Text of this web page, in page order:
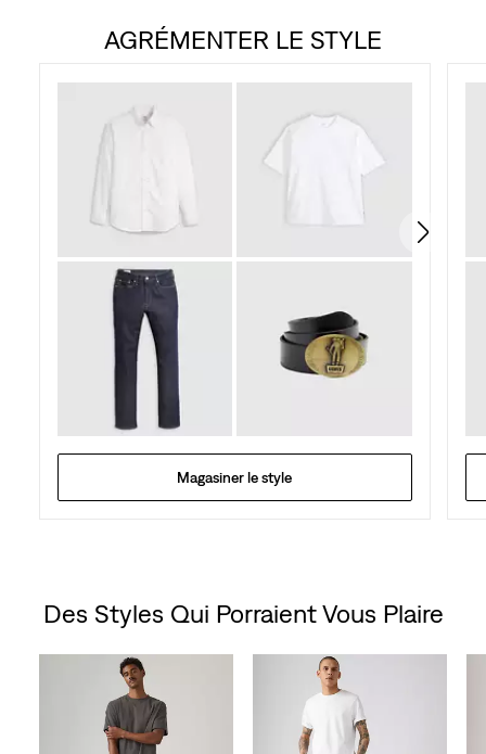
évaluations
AGRÉMENTER LE STYLE
Magasiner le style
Des Styles Qui Porraient Vous Plaire